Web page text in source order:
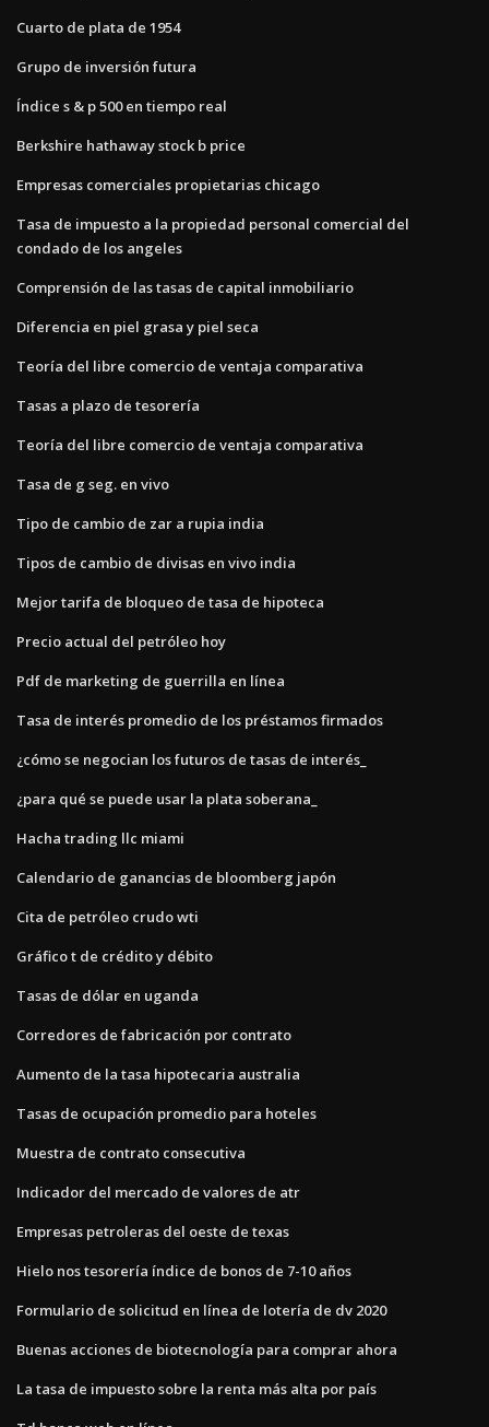
Cuarto de plata de 1954
Grupo de inversión futura
Índice s & p 500 en tiempo real
Berkshire hathaway stock b price
Empresas comerciales propietarias chicago
Tasa de impuesto a la propiedad personal comercial del
condado de los angeles
Comprensión de las tasas de capital inmobiliario
Diferencia en piel grasa y piel seca
Teoría del libre comercio de ventaja comparativa
Tasas a plazo de tesorería
Teoría del libre comercio de ventaja comparativa
Tasa de g seg. en vivo
Tipo de cambio de zar a rupia india
Tipos de cambio de divisas en vivo india
Mejor tarifa de bloqueo de tasa de hipoteca
Precio actual del petróleo hoy
Pdf de marketing de guerrilla en línea
Tasa de interés promedio de los préstamos firmados
¿cómo se negocian los futuros de tasas de interés_
¿para qué se puede usar la plata soberana_
Hacha trading llc miami
Calendario de ganancias de bloomberg japón
Cita de petróleo crudo wti
Gráfico t de crédito y débito
Tasas de dólar en uganda
Corredores de fabricación por contrato
Aumento de la tasa hipotecaria australia
Tasas de ocupación promedio para hoteles
Muestra de contrato consecutiva
Indicador del mercado de valores de atr
Empresas petroleras del oeste de texas
Hielo nos tesorería índice de bonos de 7-10 años
Formulario de solicitud en línea de lotería de dv 2020
Buenas acciones de biotecnología para comprar ahora
La tasa de impuesto sobre la renta más alta por país